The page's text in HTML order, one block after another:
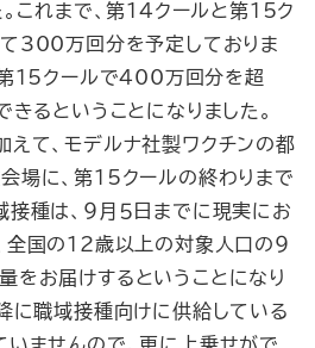
これまで、第14クールと第15ク
300万回分を予定しておりま
15クールで400万回分を超
るということになりました。
て、モデルナ社製ワクチンの都
場に、第15クールの終わりまで
接種は、９月５日までに現実にお
全国の12歳以上の対象人口の９
をお届けするということになり
に職域接種向けに供給している